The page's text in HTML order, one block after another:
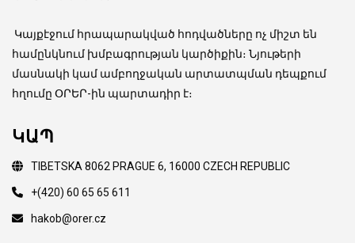
Կայքէջում հրապարակված հոդվածները ոչ միշտ են
համընկնում խմբագրության կարծիքին։ Նյութերի
մասնակի կամ ամբողջական արտատպման դեպքում
հղումը ՕՐԵՐ-ին պարտադիր է։
ԿԱՊ
TIBETSKA 8062 PRAGUE 6, 16000 CZECH REPUBLIC
+(420) 60 65 65 611
hakob@orer.cz